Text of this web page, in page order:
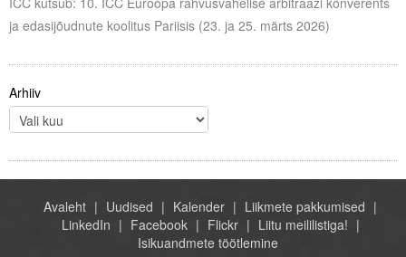
ja edasijõudnute koolitus Pariisis (23. ja 25. märts 2026)
Arhiiv
Avaleht Uudised Kalender
Liikmete pakkumised
LinkedIn
Facebook Flickr
Liitu meililistiga!
Isikuandmete töötlemine